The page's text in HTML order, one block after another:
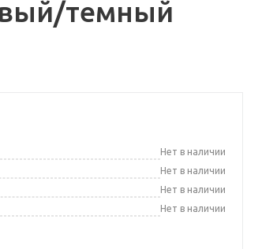
темный
Нет в наличии
Нет в наличии
Нет в наличии
Нет в наличии